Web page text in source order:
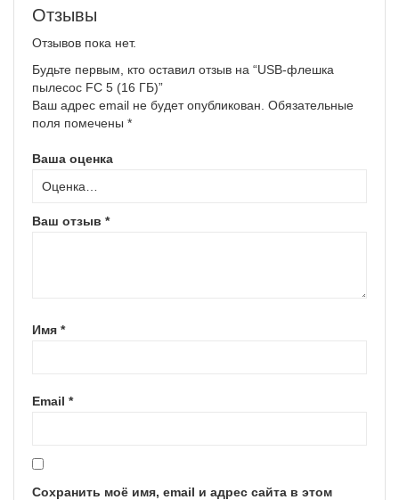
Отзывы
Отзывов пока нет.
Будьте первым, кто оставил отзыв на “USB-флешка
пылесос FC 5 (16 ГБ)”
Ваш адрес email не будет опубликован. Обязательные
поля помечены *
Ваша оценка
Ваш отзыв *
Имя *
Email *
Сохранить моё имя, email и адрес сайта в этом